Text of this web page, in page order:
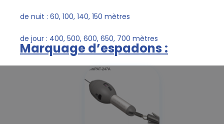
de nuit : 60, 100, 140, 150 mètres
de jour : 400, 500, 600, 650, 700 mètres
Marquage d’espadons :